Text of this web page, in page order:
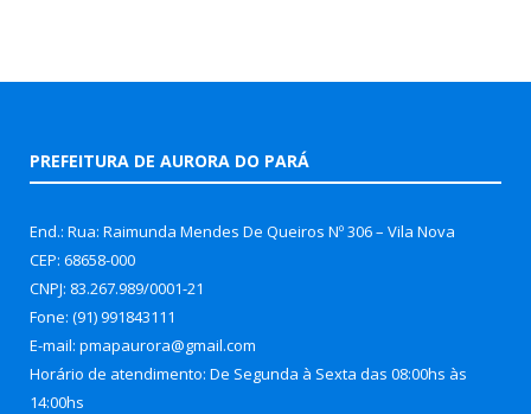
PREFEITURA DE AURORA DO PARÁ
End.: Rua: Raimunda Mendes De Queiros Nº 306 – Vila Nova
CEP: 68658-000
CNPJ: 83.267.989/0001-21
Fone: (91) 991843111
E-mail: pmapaurora@gmail.com
Horário de atendimento: De Segunda à Sexta das 08:00hs às
14:00hs